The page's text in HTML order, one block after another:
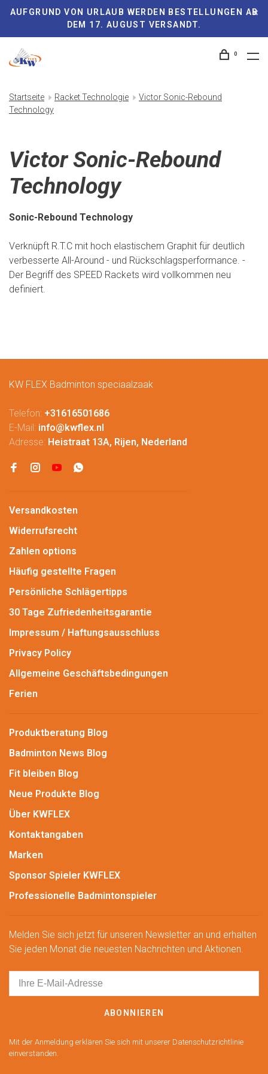
AUFGRUND VON URLAUB WERDEN BESTELLUNGEN AB
DEM 17. AUGUST VERSANDT.
0
Startseite Racket Technologie
Victor Sonic-Rebound
Technology
Victor Sonic-Rebound
Technology
Sonic-Rebound Technology
Verknüpft R.T.C mit hoch elastischem Graphit für deutlich
verbesserte All-Around - und Rückschlagsperformance. -
Der Begriff des SPEED Rackets wird vollkommen neu
definiert.
KW FLEX Badminton speciaalzaak
Telefon: +31616501686
E-Mail: info@kwflex.nl
Adresse: Heistraat 13A, Rijen, Nederland
Versandkosten
Widerrufsrecht
Zahlen options
Häufig gestellte Fragen
Persönliche Schlägertipps
30 Tage Zufriedenheitsgarantie
Impressum / Haftungsausschluss
Privacy Policy
Allgemeine Geschäftsbedingungen
Ferien
Produktberatung Blog
Badminton News Blog
Fit bleiben Blog
Neue Produkte Blog
Über KWFLEX
Kontaktangaben
Marken
Sponsor Spieler KWFLEX
Professionelle Badmintonspieler
Melden Sie sich jetzt für unseren Newsletter an und erhalten
Sie jeden Monat die neuesten Nachrichten und Aktionen.
ABONNIEREN
Mit der Anmeldung erklären Sie sich mit unserer Datenschutzrichtlinie
einverstanden.